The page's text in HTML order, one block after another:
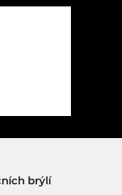
brýlí